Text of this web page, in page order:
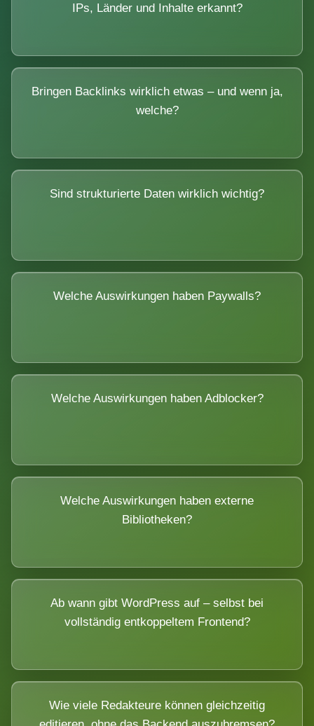
IPs, Länder und Inhalte erkannt?
Bringen Backlinks wirklich etwas – und wenn ja,
welche?
Sind strukturierte Daten wirklich wichtig?
Welche Auswirkungen haben Paywalls?
Welche Auswirkungen haben Adblocker?
Welche Auswirkungen haben externe
Bibliotheken?
Ab wann gibt WordPress auf – selbst bei
vollständig entkoppeltem Frontend?
Wie viele Redakteure können gleichzeitig